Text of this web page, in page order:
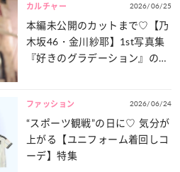
カルチャー 2026/06/25
本編未公開のカットまで♡【乃
木坂46・金川紗耶】1st写真集
『好きのグラデーション』の魅
ファッション 2026/06/24
“スポーツ観戦”の日に♡ 気分が
上がる【ユニフォーム着回しコ
ーデ】特集